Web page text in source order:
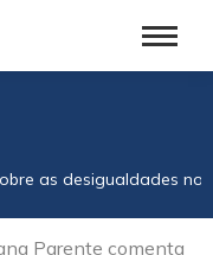
as desigualdades no
Parente comenta